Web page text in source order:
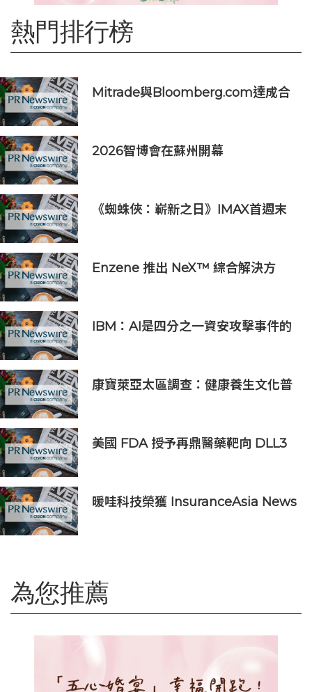
熱門排行榜
Mitrade與Bloomberg.com達成合
2026智博會在蘇州開幕
《蜘蛛俠：嶄新之日》IMAX首週末
Enzene 推出 NeX™ 綜合解決方
IBM：AI是四分之一資安攻擊事件的
康寶萊亞太區調查：健康養生文化普
美國 FDA 授予再鼎醫藥靶向 DLL3
定，用於治療神經內分泌癌（NEC）
暖哇科技榮獲 InsuranceAsia News
為您推薦